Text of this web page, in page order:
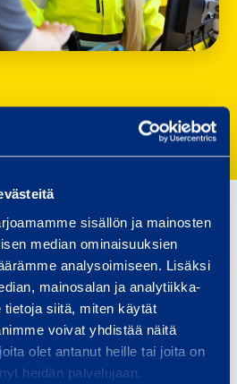
sisällön ja mainosten
median ominaisuuksien
analysoimiseen. Lisäksi
mainosalan ja analytiikka-
tietoja siitä, miten käytät
voivat yhdistää näitä
olet antanut heille tai joita on
heidän palvelujaan.
ja kysy lisää